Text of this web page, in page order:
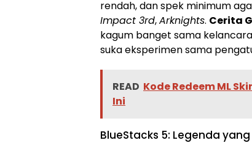
rendah, dan spek minimum
Impact 3rd,Arknights. Cerita
kagum banget sama
suka eksperimen sama
READ Kode Redeem ML
Ini
BlueStacks 5: Legenda yang